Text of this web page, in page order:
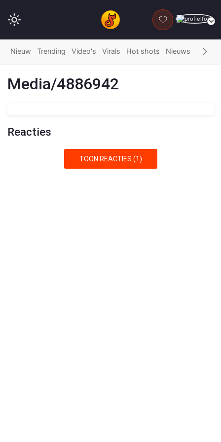
DONEER
Nieuw Trending Video's Virals Hot shots Nieuws Fails
Media/4886942
Reacties
TOON REACTIES (1)